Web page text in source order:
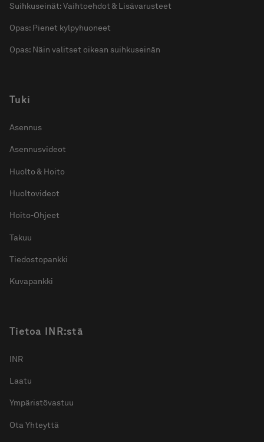
Suihkuseinät: Vaihtoehdot & Lisävarusteet
Opas: Pienet kylpyhuoneet
Opas: Näin valitset oikean suihkuseinän
Tuki
Asennus
Asennusvideot
Huolto & Hoito
Huoltovideot
Hoito-Ohjeet
Takuu
Tiedostopankki
Kuvapankki
Tietoa INR:stä
INR
Laatu
Ympäristövastuu
Ota Yhteyttä